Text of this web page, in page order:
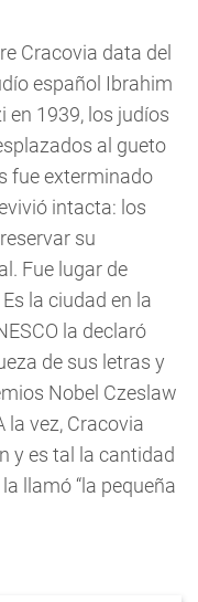
Cracovia data del
español Ibrahim
en 1939, los judíos
al gueto
fue exterminado
intacta: los
su
Fue lugar de
la ciudad en la
la declaró
de sus letras y
Nobel Czeslaw
la vez, Cracovia
y es tal la cantidad
llamó “la pequeña